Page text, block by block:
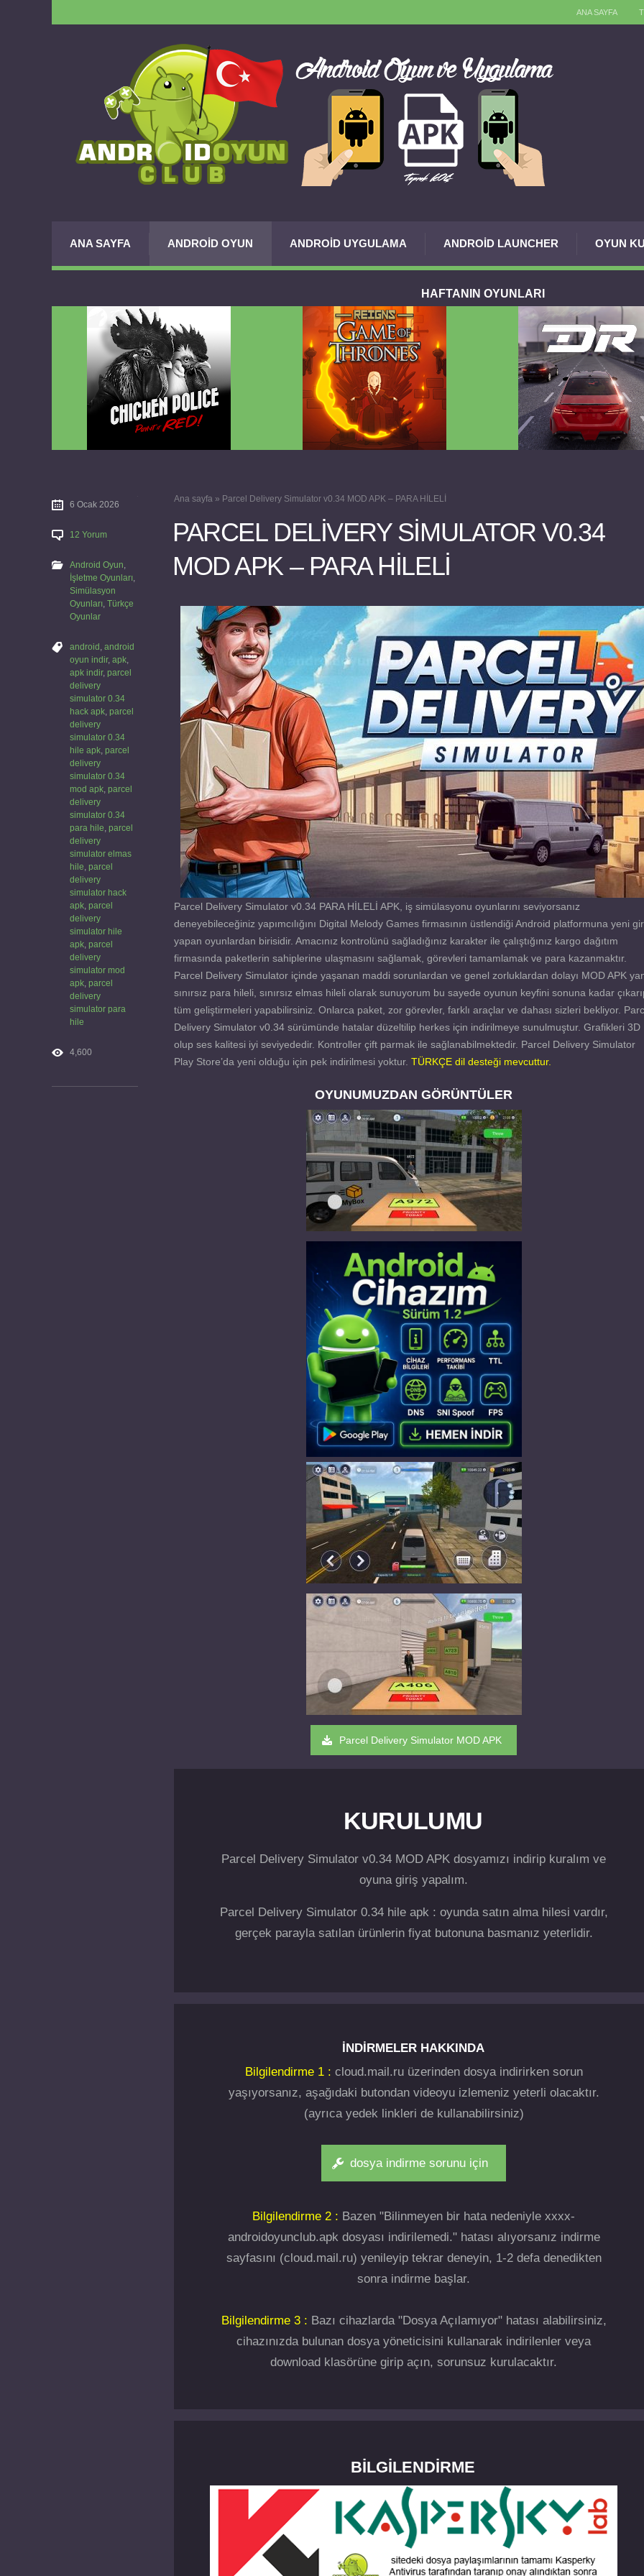
ANA SAYFA
ANA SAYFA ANDROID OYUN ANDROID UYGULAMA ANDROID LAUNCHER OYUN
HAFTANIN OYUNLARI
Ana sayfa » Parcel Delivery Simulator v0.34 MOD APK – PARA HİLELİ
PARCEL DELIVERY SIMULATOR V0.34
MOD APK – PARA HİLELİ
Parcel Delivery Simulator v0.34 PARA HİLELİ APK, iş simülasyonu oyunlarını seviyorsanız
deneyebileceğiniz yapımcılığını Digital Melody Games firmasının üstlendiği Android platformuna yeni
yapan oyunlardan birisidir. Amacınız kontrolünü sağladığınız karakter ile çalıştığınız kargo dağıtım
firmasında paketlerin sahiplerine ulaşmasını sağlamak, görevleri tamamlamak ve para kazanmaktır.
Parcel Delivery Simulator içinde yaşanan maddi sorunlardan ve genel zorluklardan dolayı MOD APK
sınırsız para hileli, sınırsız elmas hileli olarak sunuyorum bu sayede oyunun keyfini sonuna kadar
tüm geliştirmeleri yapabilirsiniz. Onlarca paket, zor görevler, farklı araçlar ve dahası sizleri bekliyor.
Delivery Simulator v0.34 sürümünde hatalar düzeltilip herkes için indirilmeye sunulmuştur. Grafikleri 3D
olup ses kalitesi iyi seviyededir. Kontroller çift parmak ile sağlanabilmektedir. Parcel Delivery Simulator
Play Store’da yeni olduğu için pek indirilmesi yoktur. TÜRKÇE dil desteği mevcuttur.
OYUNUMUZDAN GÖRÜNTÜLER
Parcel Delivery Simulator MOD APK
KURULUMU
Parcel Delivery Simulator v0.34 MOD APK dosyamızı indirip kuralım ve
oyuna giriş yapalım.
Parcel Delivery Simulator 0.34 hile apk : oyunda satın alma hilesi vardır,
gerçek parayla satılan ürünlerin fiyat butonuna basmanız yeterlidir.
İNDIRMELER HAKKINDA
Bilgilendirme 1 : cloud.mail.ru üzerinden dosya indirirken sorun
yaşıyorsanız, aşağıdaki butondan videoyu izlemeniz yeterli olacaktır.
(ayrıca yedek linkleri de kullanabilirsiniz)
dosya indirme sorunu için
Bilgilendirme 2 : Bazen "Bilinmeyen bir hata nedeniyle xxxx-
androidoyunclub.apk dosyası indirilemedi." hatası alıyorsanız indirme
sayfasını (cloud.mail.ru) yenileyip tekrar deneyin, 1-2 defa denedikten
sonra indirme başlar.
Bilgilendirme 3 : Bazı cihazlarda "Dosya Açılamıyor" hatası alabilirsiniz,
cihazınızda bulunan dosya yöneticisini kullanarak indirilenler veya
download klasörüne girip açın, sorunsuz kurulacaktır.
BILGILENDIRME
6 Ocak 2026
12 Yorum
Android Oyun,
İşletme Oyunları,
Simülasyon
Oyunları, Türkçe
Oyunlar
android , android
oyun indir, apk,
apk indir, parcel
delivery
simulator 0.34
hack apk, parcel
delivery
simulator 0.34
hile apk, parcel
delivery
simulator 0.34
mod apk, parcel
delivery
simulator 0.34
para hile, parcel
delivery
simulator elmas
hile, parcel
delivery
simulator hack
apk, parcel
delivery
simulator hile
apk, parcel
delivery
simulator mod
apk, parcel
delivery
simulator para
hile
4,600